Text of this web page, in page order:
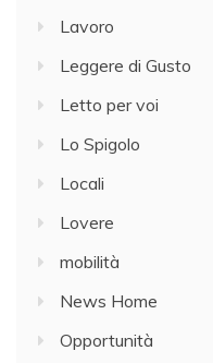
Lavoro
Leggere di Gusto
Letto per voi
Lo Spigolo
Locali
Lovere
mobilità
News Home
Opportunità